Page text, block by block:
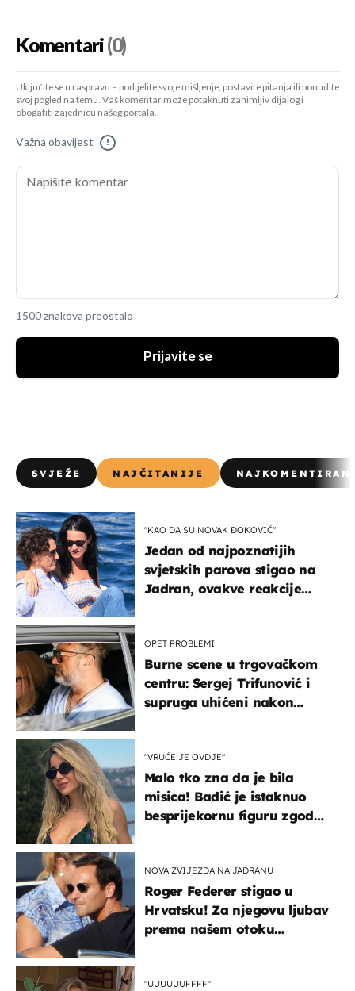
Komentari(0)
Uključite se u raspravu – podijelite svoje mišljenje, postavite pitanja ili ponudite
svoj pogled na temu. Vaš komentar može potaknuti zanimljiv dijalog i
obogatiti zajednicu našeg portala.
Važna obavijest !
1500 znakova preostalo
Prijavite se
SVJEŽE NAJČITANIJE
"KAO DA SU NOVAK ĐOKOVIĆ"
Jedan od najpoznatijih
svjetskih parova stigao na
Jadran, ovakve reakcije
OPET PROBLEMI
Burne scene u trgovačkom
centru: Sergej Trifunović i
supruga uhićeni nakon
"VRUĆE JE OVDJE"
Malo tko zna da je bila
misica! Badić je istaknuo
besprijekornu figuru zgodne
NOVA ZVIJEZDA NA JADRANU
Roger Federer stigao u
Hrvatsku! Za njegovu ljubav
prema našem otoku
"UUUUUUFFFF"